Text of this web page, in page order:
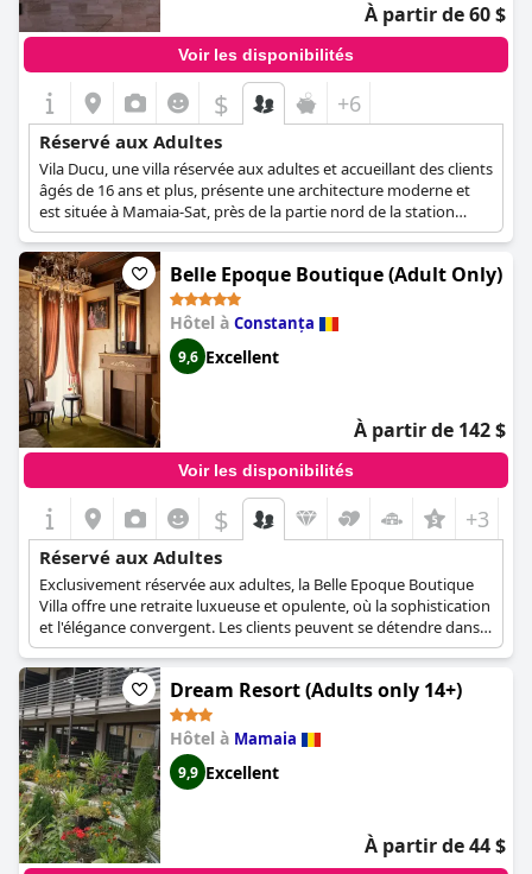
À partir de 60 $
Voir les disponibilités
$ +6
Réservé aux Adultes
Vila Ducu, une villa réservée aux adultes et accueillant des clients
âgés de 16 ans et plus, présente une architecture moderne et
est située à Mamaia-Sat, près de la partie nord de la station
balnéaire de Mamaia. S'efforçant de trouver un équilibre entre
l'utilisation efficace de l'espace et le confort maximal, Vila Ducu a
été conçue pour répondre aux besoins des vacanciers, offrant
une gamme complète de services et un confort inoubliable dans
ses installations adaptées. L'architecture et le design intérieur de
la villa se fondent harmonieusement pour créer un
environnement 4 étoiles agréable et invitant, tandis que son
exclusivité pour les adultes garantit une atmosphère tranquille.
Les clients peuvent apprécier l'emplacement serein de la villa
tout en profitant de la proximité de la plage de Mamaia-Sat, des
principaux espaces de détente et de North Mamaia. La politique
de Vila Ducu, réservée aux adultes, et les équipements
soigneusement sélectionnés en font une destination idéale
pour les voyageurs à la recherche d'une escapade paisible et
confortable.
Belle Epoque Boutique (Adult Only)
Hôtel à Constanța
9,6 Excellent
À partir de 142 $
Voir les disponibilités
$ +3
Réservé aux Adultes
Exclusivement réservée aux adultes, la Belle Epoque Boutique
Villa offre une retraite luxueuse et opulente, où la sophistication
et l'élégance convergent. Les clients peuvent se détendre dans
l'une des sept chambres de l'hôtel, chacune dotée d'un design,
d'une architecture et d'un style uniques, tout en profitant du
plus haut niveau de confort que la ville de Constanta a à offrir.
Les chambres méticuleusement conçues de Belle Epoque
Boutique Villa partagent un thème commun de confort, de luxe
et de passion, transportant les clients dans un voyage dans le
temps, leur permettant d'expérimenter le style de vie royal des
rois, des reines et des princesses. L'hôtel est réservé aux adultes,
ce qui garantit une atmosphère sereine et raffinée pour les
voyageurs exigeants à la recherche d'un séjour exceptionnel et
mémorable au cœur de Constanta.
Dream Resort (Adults only 14+)
Hôtel à Mamaia
9,9 Excellent
À partir de 44 $